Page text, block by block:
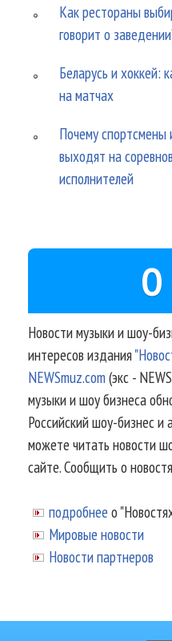
Как рестораны
говорит о
Беларусь и хоккей:
на матчах
Почему спортсмены
выходят на
исполнителей
О
Новости музыки и шоу-
интересов издания
NEWSmuz.com(экс -
музыки и шоу бизнеса
Российский шоу-бизнес
можете читать новости
сайте. Сообщить о
подробнее о
Мировые новости
Новости партнеров